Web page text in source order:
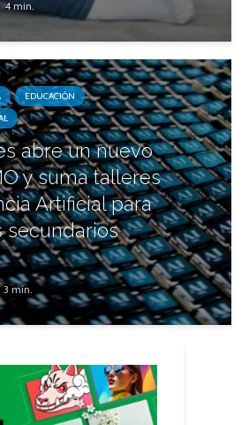
4 min.
EDUCACIÓN
abre un nuevo
y suma talleres
Artificial para
secundarios
3 min.